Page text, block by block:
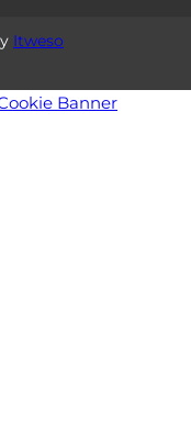
Itweso
Banner